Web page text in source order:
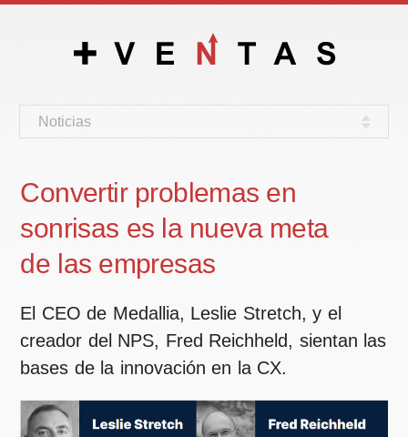
Noticias
Convertir problemas en
sonrisas es la nueva meta
de las empresas
El CEO de Medallia, Leslie Stretch, y el
creador del NPS, Fred Reichheld, sientan las
bases de la innovación en la CX.